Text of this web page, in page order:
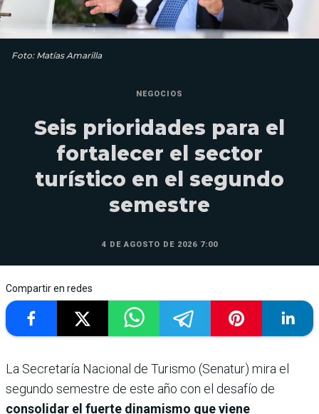
Foto: Matías Amarilla
NEGOCIOS
Seis prioridades para el
fortalecer el sector
turístico en el segundo
semestre
4 DE AGOSTO DE 2026 7:00
Compartir en redes
La Secretaría Nacional de Turismo (Senatur) mira el
segundo semestre de este año con el desafío de
consolidar el fuerte dinamismo que viene